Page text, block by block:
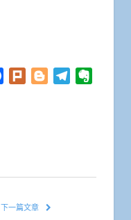
Facebook
Plurk BloggerTelegram
下一篇文章